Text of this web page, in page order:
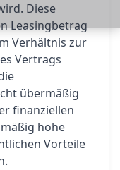
Diese
Leasingbetrag
Verhältnis zur
Vertrags
übermäßig
finanziellen
hohe
Vorteile